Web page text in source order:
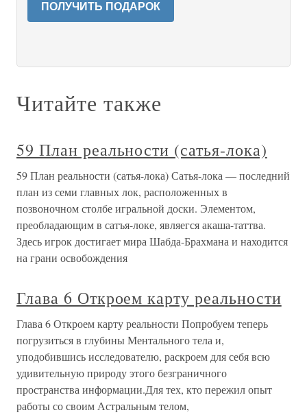
ПОЛУЧИТЬ ПОДАРОК
Читайте также
59 План реальности (сатья-лока)
59 План реальности (сатья-лока) Сатья-лока — последний
план из семи главных лок, расположенных в
позвоночном столбе игральной доски. Элементом,
преобладающим в сатъя-локе, являегся акаша-таттва.
Здесь игрок достигает мира Шабда-Брахмана и находится
на грани освобождения
Глава 6 Откроем карту реальности
Глава 6 Откроем карту реальности Попробуем теперь
погрузиться в глубины Ментального тела и,
уподобившись исследователю, раскроем для себя всю
удивительную природу этого безграничного
пространства информации.Для тех, кто пережил опыт
работы со своим Астральным телом,